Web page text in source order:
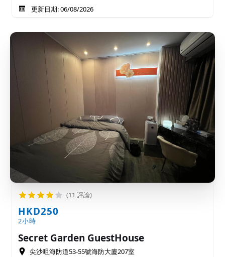
更新日期: 06/08/2026
(11 評論)
HKD250
2小時
Secret Garden GuestHouse
尖沙咀海防道53-55號海防大廈207室